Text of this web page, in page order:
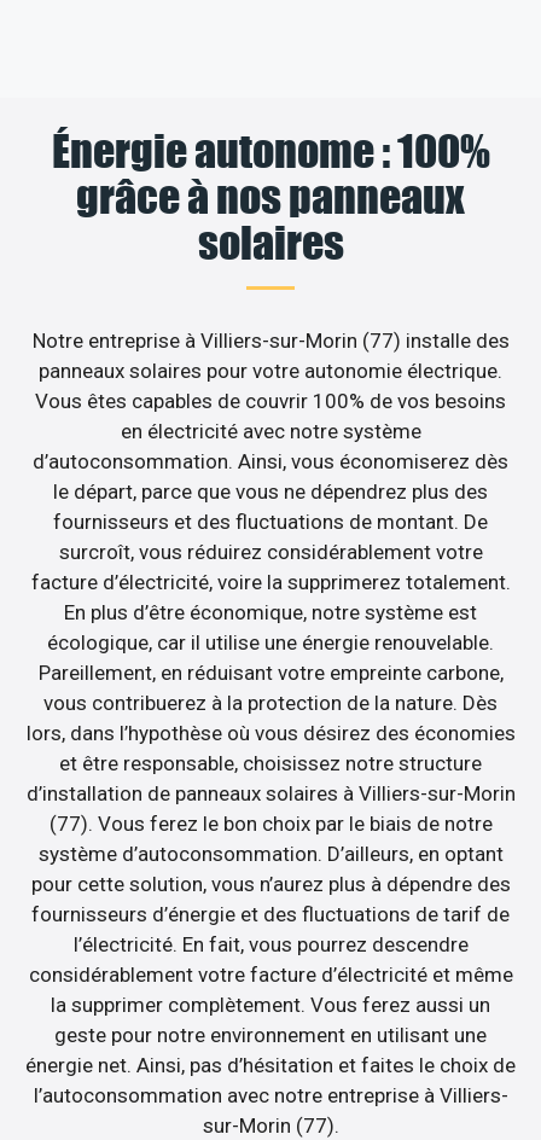
Énergie autonome : 100%
grâce à nos panneaux
solaires
Notre entreprise à Villiers-sur-Morin (77) installe des
panneaux solaires pour votre autonomie électrique.
Vous êtes capables de couvrir 100% de vos besoins
en électricité avec notre système
d’autoconsommation. Ainsi, vous économiserez dès
le départ, parce que vous ne dépendrez plus des
fournisseurs et des fluctuations de montant. De
surcroît, vous réduirez considérablement votre
facture d’électricité, voire la supprimerez totalement.
En plus d’être économique, notre système est
écologique, car il utilise une énergie renouvelable.
Pareillement, en réduisant votre empreinte carbone,
vous contribuerez à la protection de la nature. Dès
lors, dans l’hypothèse où vous désirez des économies
et être responsable, choisissez notre structure
d’installation de panneaux solaires à Villiers-sur-Morin
(77). Vous ferez le bon choix par le biais de notre
système d’autoconsommation. D’ailleurs, en optant
pour cette solution, vous n’aurez plus à dépendre des
fournisseurs d’énergie et des fluctuations de tarif de
l’électricité. En fait, vous pourrez descendre
considérablement votre facture d’électricité et même
la supprimer complètement. Vous ferez aussi un
geste pour notre environnement en utilisant une
énergie net. Ainsi, pas d’hésitation et faites le choix de
l’autoconsommation avec notre entreprise à Villiers-
sur-Morin (77).